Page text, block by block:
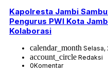
Kapolresta Jambi
Pengurus PWI Kota
Kolaborasi
calendar_month Selasa,
account_circle Redaksi
0Komentar